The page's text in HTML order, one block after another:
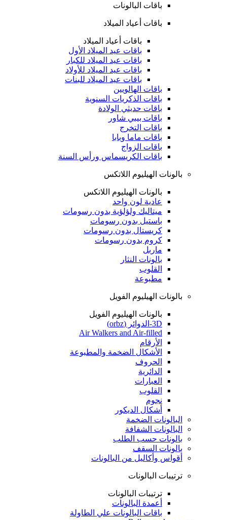
باقات البالونات
باقات أعياد الميلاد
باقات أعياد الميلاد
باقات عيد الميلاد الأول
باقات عيد الميلاد للكبار
باقات عيد الميلاد للأولاد
باقات عيد الميلاد للبنات
باقات الهالويين
باقات الذكريات السنوية
باقات حديثي الولادة
باقات بيبي شاور
باقات التخرج
باقات ماما وبابا
باقات الزواج
باقات الكريسماس ورأس السنة
بالونات الهيليوم اللاتكس
بالونات الهيليوم اللاتكس
عادية لون واحد
ميتاليك ولؤلؤية بدون رسومات
باستيل بدون رسومات
كريستال بدون رسومات
كروم بدون رسومات
ماربل
بالونات النثار
القلوب
مطبوعة
بالونات الهيليوم الفويل
بالونات الهيليوم الفويل
3D-الدوائر (orbz)
Air Walkers and Air-filled
الأرقام
الأشكال الضخمة والمطبوعة
الحروف
الدائرية
العبارات
القلوب
نجوم
أشكال الديكور
البالونات الضخمة
البالونات الشفافة
بالونات حسب الطلب
بالونات السقف
أقواس وأكاليل من البالونات
ترتيبات البالونات
ترتيبات البالونات
أعمدة البالونات
باقات البالونات علي الطاولة